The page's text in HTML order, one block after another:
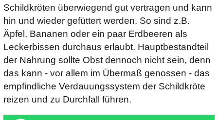
Schildkröten überwiegend gut vertragen und kann
hin und wieder gefüttert werden. So sind z.B.
Äpfel, Bananen oder ein paar Erdbeeren als
Leckerbissen durchaus erlaubt. Hauptbestandteil
der Nahrung sollte Obst dennoch nicht sein, denn
das kann - vor allem im Übermaß genossen - das
empfindliche Verdauungssystem der Schildkröte
reizen und zu Durchfall führen.